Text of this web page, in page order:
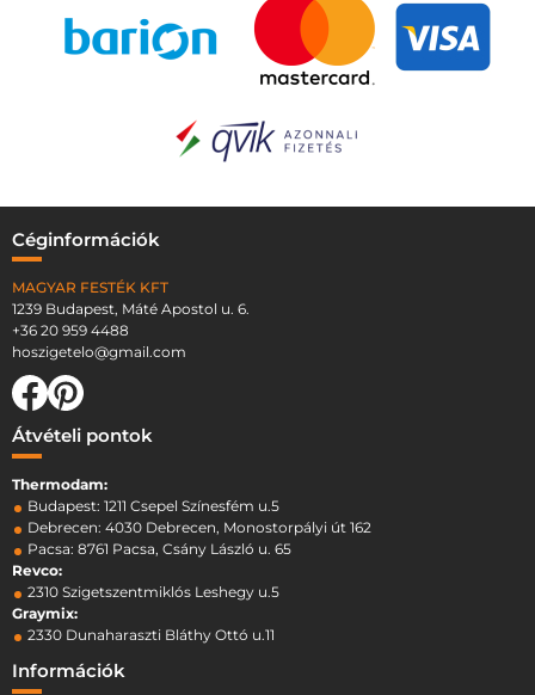
Céginformációk
MAGYAR FESTÉK KFT
1239 Budapest, Máté Apostol u. 6.
+36 20 959 4488
hoszigetelo@gmail.com
Átvételi pontok
Thermodam:
Budapest: 1211 Csepel Színesfém u.5
Debrecen: 4030 Debrecen, Monostorpályi út 162
Pacsa: 8761 Pacsa, Csány László u. 65
Revco:
2310 Szigetszentmiklós Leshegy u.5
Graymix:
2330 Dunaharaszti Bláthy Ottó u.11
Információk